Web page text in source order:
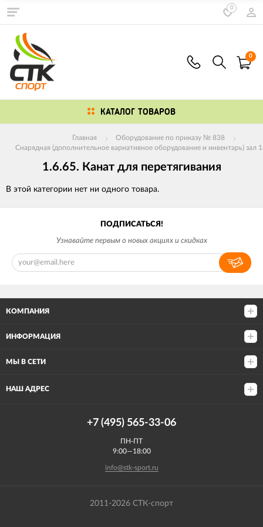
0
0
КАТАЛОГ ТОВАРОВ
Главная
Оборудование по приказу № 838
Снарядная (дополнительное вариативное оборудование и инвентарь) зал
1.6.65. Канат для перетягивания
В этой категории нет ни одного товара.
ПОДПИСАТЬСЯ!
Узнавайте первым о новых акциях и скидках
КОМПАНИЯ
ИНФОРМАЦИЯ
МЫ В СЕТИ
НАШ АДРЕС
+7 (495) 565-33-06
ПН-ПТ
9:00—18:00
info@stk-sport.ru
2011-2026 СТК-спорт